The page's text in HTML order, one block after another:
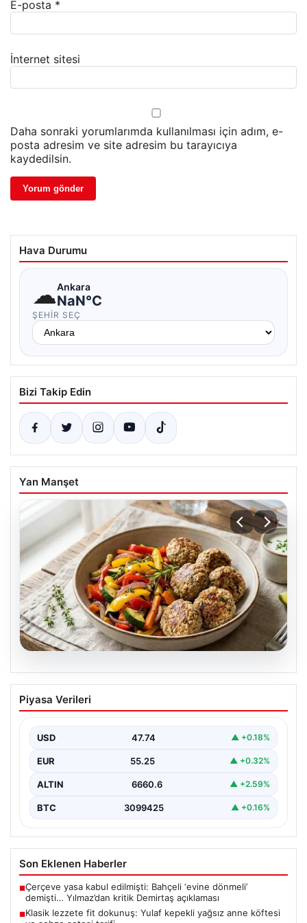
E-posta *
İnternet sitesi
Daha sonraki yorumlarımda kullanılması için adım, e-
posta adresim ve site adresim bu tarayıcıya
kaydedilsin.
Hava Durumu
☁Ankara
NaN°C
ŞEHIR SEÇ
Bizi Takip Edin
Yan Manşet
Klasik lezzete fit dokunuş: Yulaf kepekli
yağsız anne köftesi ve sebze sotesi
{“title”: “Klasik Lezzete Fit Dokunuş: Yulaf Kepekli
Piyasa Verileri
USD 47.74 ▲ +0.18%
EUR 55.25 ▲ +0.32%
ALTIN 6660.6 ▲ +2.59%
BTC 3099425 ▲ +0.16%
Son Eklenen Haberler
■Çerçeve yasa kabul edilmişti: Bahçeli ‘evine dönmeli’
demişti… Yılmaz’dan kritik Demirtaş açıklaması
■Klasik lezzete fit dokunuş: Yulaf kepekli yağsız anne köftesi